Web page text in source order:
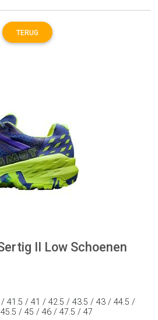
TERUG
II Low Schoenen
/ 41.5 / 41 / 42.5 / 43.5 / 43 / 44.5 /
/ 45 / 46 / 47.5 / 47